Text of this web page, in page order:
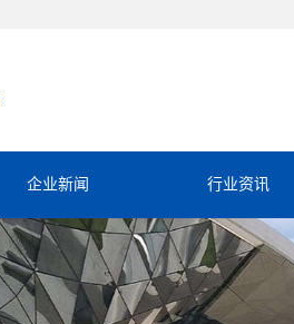
企业新闻 行业资讯